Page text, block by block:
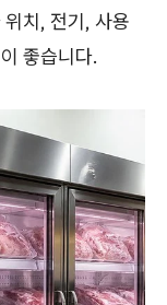
치, 전기, 사용
좋습니다.